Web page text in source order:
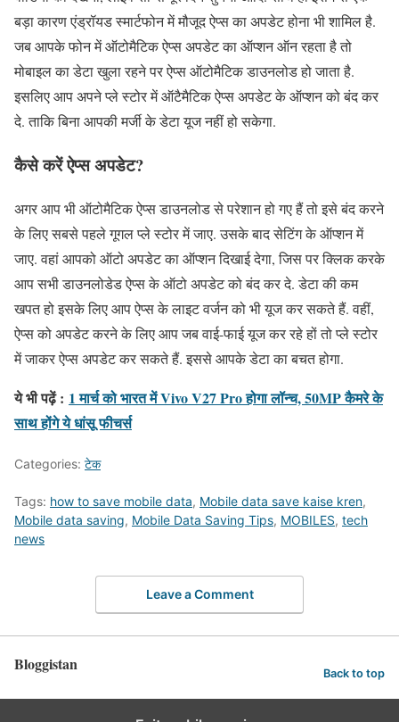
बड़ा कारण एंड्रॉयड स्मार्टफोन में मौजूद ऐप्स का अपडेट होना भी शामिल है.
जब आपके फोन में ऑटोमैटिक ऐप्स अपडेट का ऑप्शन ऑन रहता है तो
मोबाइल का डेटा खुला रहने पर ऐप्स ऑटोमैटिक डाउनलोड हो जाता है.
इसलिए आप अपने प्ले स्टोर में ऑटैमैटिक ऐप्स अपडेट के ऑप्शन को बंद कर
दे. ताकि बिना आपकी मर्जी के डेटा यूज नहीं हो सकेगा.
कैसे करें ऐप्स अपडेट?
अगर आप भी ऑटोमैटिक ऐप्स डाउनलोड से परेशान हो गए हैं तो इसे बंद करने
के लिए सबसे पहले गूगल प्ले स्टोर में जाए. उसके बाद सेटिंग के ऑप्शन में
जाए. वहां आपको ऑटो अपडेट का ऑप्शन दिखाई देगा, जिस पर क्लिक करके
आप सभी डाउनलोडेड ऐप्स के ऑटो अपडेट को बंद कर दे. डेटा की कम
खपत हो इसके लिए आप ऐप्स के लाइट वर्जन को भी यूज कर सकते हैं. वहीं,
ऐप्स को अपडेट करने के लिए आप जब वाई-फाई यूज कर रहे हों तो प्ले स्टोर
में जाकर ऐप्स अपडेट कर सकते हैं. इससे आपके डेटा का बचत होगा.
ये भी पढ़ें : 1 मार्च को भारत में Vivo V27 Pro होगा लॉन्च, 50MP कैमरे के
साथ होंगे ये धांसू फीचर्स
Categories: टेक
Tags: how to save mobile data, Mobile data save kaise kren,
Mobile data saving, Mobile Data Saving Tips, MOBILES, tech
news
Leave a Comment
Bloggistan Back to top